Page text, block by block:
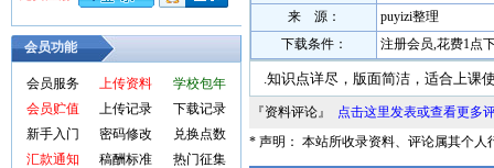
会员功能
会员服务 上传资料
学校包年
会员贮值
上传记录
下载记录
新手入门
密码修改
兑换点数
汇款通知
稿酬标准 热门征集
来 源：
puyizi整理
下载条件：
注册会员,花费1点
.知识点详尽，版面简洁，适合上课
『资料评论』 点击这里发表或查看更多
* 声明： 本站所收录资料、评论属其个人